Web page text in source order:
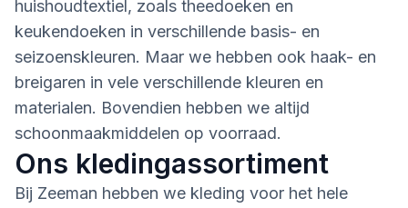
huishoudtextiel, zoals theedoeken en
keukendoeken in verschillende basis- en
seizoenskleuren. Maar we hebben ook haak- en
breigaren in vele verschillende kleuren en
materialen. Bovendien hebben we altijd
schoonmaakmiddelen op voorraad.
Ons kledingassortiment
Bij Zeeman hebben we kleding voor het hele